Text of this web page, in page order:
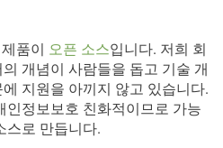
품이 오픈 소스입니다. 저희 회
개념이 사람들을 돕고 기술 개
지원을 아끼지 않고 있습니다.
인정보보호 친화적이므로 가능
스로 만듭니다.